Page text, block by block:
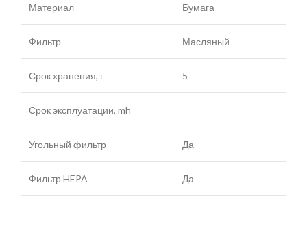
Материал Бумага
Фильтр Масляный
Срок хранения, г 5
Срок эксплуатации, mh
Угольный фильтр Да
Фильтр HEPA Да